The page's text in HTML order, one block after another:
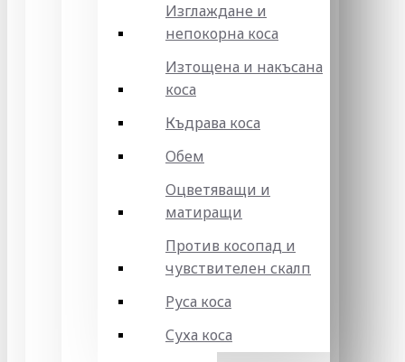
Изглаждане и
непокорна коса
Изтощена и накъсана
коса
Къдрава коса
Обем
Оцветяващи и
матиращи
Против косопад и
чувствителен скалп
Руса коса
Суха коса